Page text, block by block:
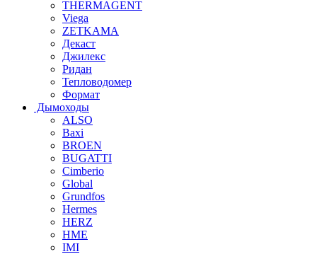
THERMAGENT
Viega
ZETKAMA
Декаст
Джилекс
Ридан
Тепловодомер
Формат
Дымоходы
ALSO
Baxi
BROEN
BUGATTI
Cimberio
Global
Grundfos
Hermes
HERZ
HME
IMI